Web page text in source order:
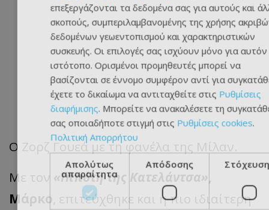
Ο Ζορζ Γουεά με τη φανέλα της Μίλαν.
Με τον «Ιππότη της Κατελάντσα»,
Μάρκο, επιτεύχθηκε και η πιο ιδιαίτερη
επεξεργάζονται τα δεδομένα σας για αυτούς και
σκοπούς, συμπεριλαμβανομένης της χρήσης
δεδομένων γεωεντοπισμού και χαρακτηριστικών
συσκευής. Οι επιλογές σας ισχύουν μόνο για
ιστότοπο. Ορισμένοι προμηθευτές μπορεί να
βασίζονται σε έννομο συμφέρον αντί για
έχετε το δικαίωμα να αντιταχθείτε στις Ρυθμίσεις
διαφήμισης. Μπορείτε να ανακαλέσετε τη
σας οποιαδήποτε στιγμή στις Ρυθμίσεις cookies.
Πολιτική Απορρήτου
Απολύτως
απαραίτητα
Απόδοσης